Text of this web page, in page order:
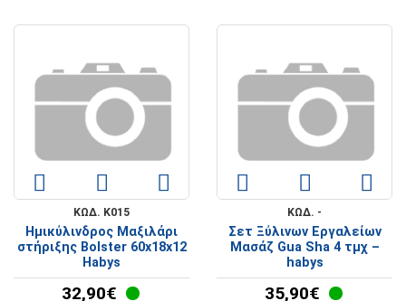
ΚΩΔ. K015
Ημικύλινδρος Μαξιλάρι
στήριξης Bolster 60x18x12
Habys
32,90€
ΚΩΔ. -
Σετ Ξύλινων Εργαλείων
Μασάζ Gua Sha 4 τμχ –
habys
35,90€